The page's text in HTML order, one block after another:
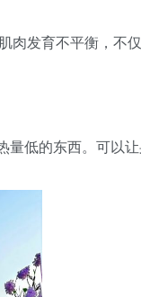
发育不平衡，不
量低的东西。可以